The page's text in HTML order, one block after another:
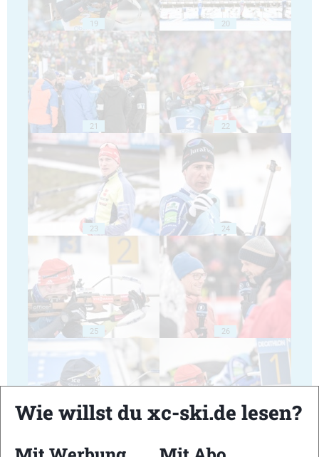
19 20
21 22
23 24
25 26
Wie willst du xc-ski.de lesen?